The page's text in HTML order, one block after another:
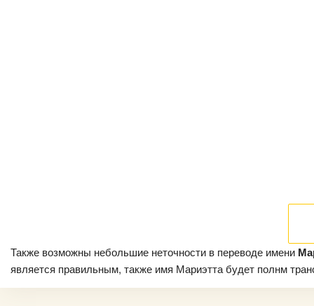
Также возможны небольшие неточности в переводе имени
является правильным, также имя Мариэтта будет полнм